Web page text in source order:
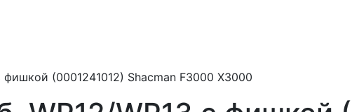
фишкой (0001241012) Shacman F3000 X3000